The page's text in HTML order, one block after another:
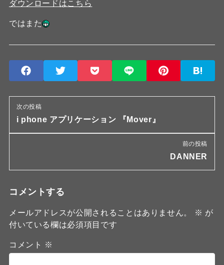
ダウンロードはこちら
ではまた
次の投稿
i phone アプリケーション 『Mover』
前の投稿
DANNER
コメントする
メールアドレスが公開されることはありません。 ※ が
付いている欄は必須項目です
コメント ※